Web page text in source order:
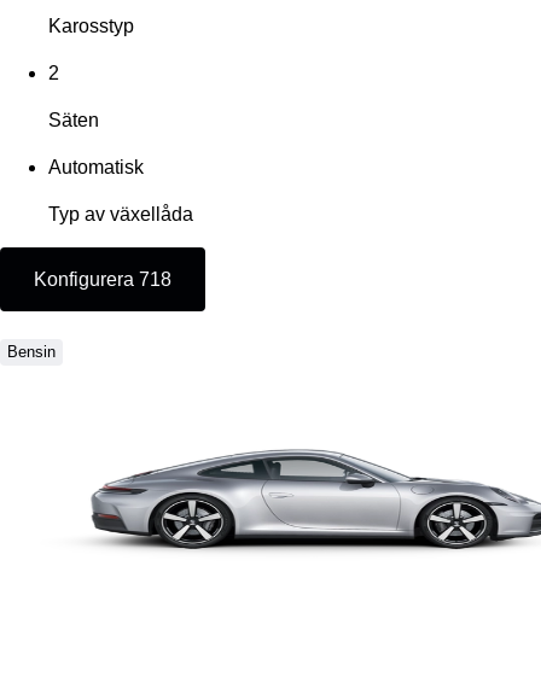
Karosstyp
2
Säten
Automatisk
Typ av växellåda
Konfigurera 718
Bensin